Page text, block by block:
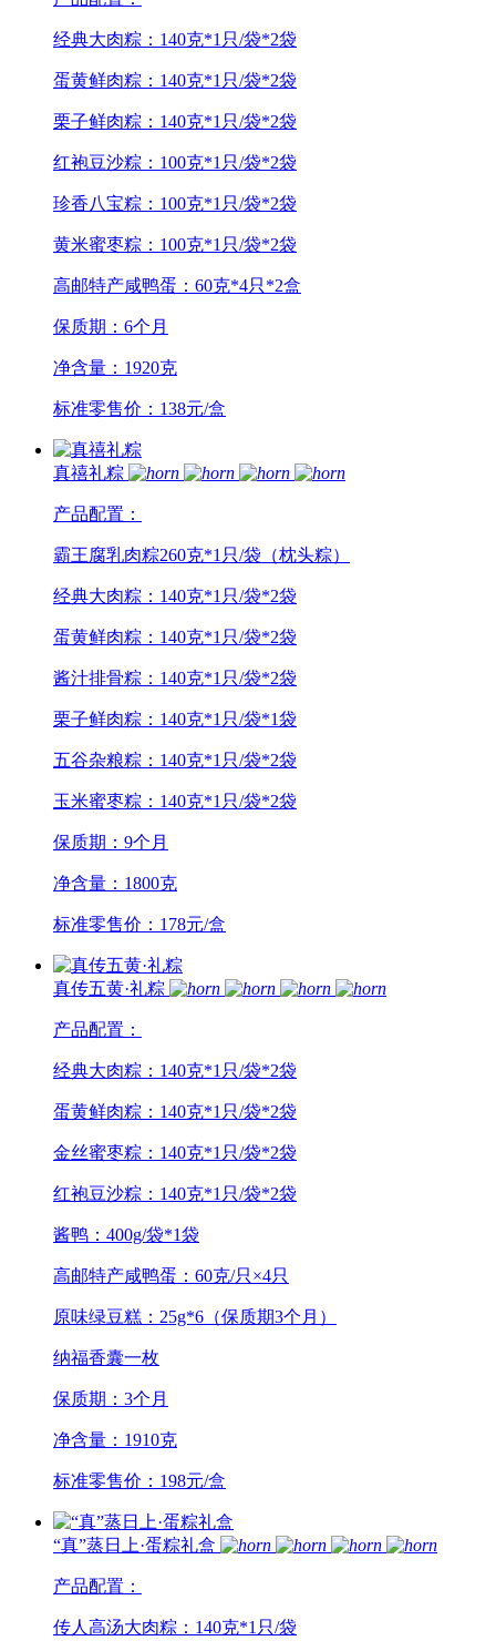
经典大肉粽：140克*1只/袋*2袋
蛋黄鲜肉粽：140克*1只/袋*2袋
栗子鲜肉粽：140克*1只/袋*2袋
红袍豆沙粽：100克*1只/袋*2袋
珍香八宝粽：100克*1只/袋*2袋
黄米蜜枣粽：100克*1只/袋*2袋
高邮特产咸鸭蛋：60克*4只*2盒
保质期：6个月
净含量：1920克
标准零售价：138元/盒
真禧礼粽
产品配置：
霸王腐乳肉粽260克*1只/袋（枕头粽）
经典大肉粽：140克*1只/袋*2袋
蛋黄鲜肉粽：140克*1只/袋*2袋
酱汁排骨粽：140克*1只/袋*2袋
栗子鲜肉粽：140克*1只/袋*1袋
五谷杂粮粽：140克*1只/袋*2袋
玉米蜜枣粽：140克*1只/袋*2袋
保质期：9个月
净含量：1800克
标准零售价：178元/盒
真传五黄·礼粽
产品配置：
经典大肉粽：140克*1只/袋*2袋
蛋黄鲜肉粽：140克*1只/袋*2袋
金丝蜜枣粽：140克*1只/袋*2袋
红袍豆沙粽：140克*1只/袋*2袋
酱鸭：400g/袋*1袋
高邮特产咸鸭蛋：60克/只×4只
原味绿豆糕：25g*6（保质期3个月）
纳福香囊一枚
保质期：3个月
净含量：1910克
标准零售价：198元/盒
“真”蒸日上·蛋粽礼盒
产品配置：
传人高汤大肉粽：140克*1只/袋